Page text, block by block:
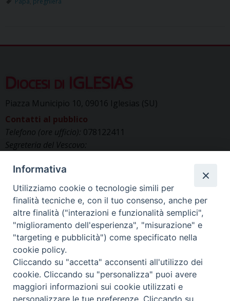
Diocesi di IGLESIAS
Piazza Municipio 10, 09016 Iglesias (SU)
Contatti al pubblico
Telefono (ore ufficio): 078122411
Segreteria del Vescovo:
Uffici di Curia:curia_iglesias@libero.it
Cancelleria (richiesta documenti):
canc.curia.iglesias@tiscali.it
Comunicazione & media (ufficio stampa):
ucs.iglesias@gmail.com
Informativa
Utilizziamo cookie o tecnologie simili per
finalità tecniche e, con il tuo consenso, anche per
altre finalità ("interazioni e funzionalità semplici",
"miglioramento dell'esperienza", "misurazione" e
"targeting e pubblicità") come specificato nella
cookie policy.
Cliccando su "accetta" acconsenti all'utilizzo dei
cookie. Cliccando su "personalizza" puoi avere
maggiori informazioni sui cookie utilizzati e